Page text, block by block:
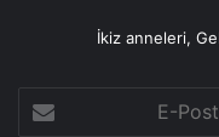
İkiz anneleri,
Posta